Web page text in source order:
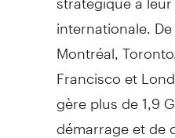
internationale.
Montréal,
Francisco et
gère plus de 1,9
démarrage et de